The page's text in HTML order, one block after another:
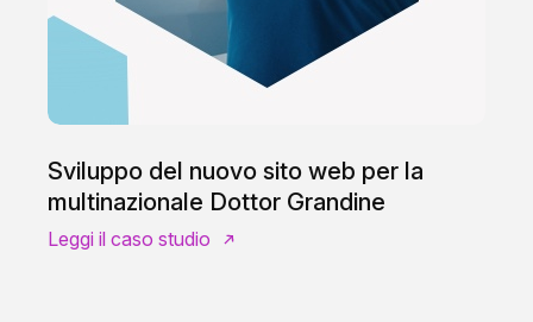
Sviluppo del nuovo sito web per la
multinazionale Dottor Grandine
Leggi il caso studio